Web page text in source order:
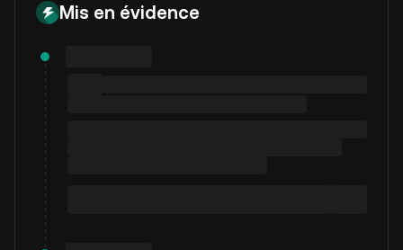
Mis en évidence